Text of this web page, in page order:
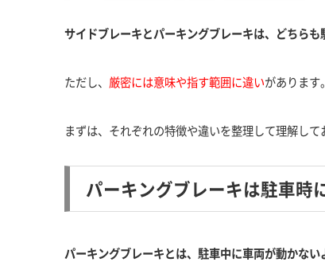
サイドブレーキとパーキングブレーキは、どちらも
ただし、 厳密には意味や指す範囲に違いがあります。
まずは、それぞれの特徴や違いを整理して理解して
パーキングブレーキは駐車時
パーキングブレーキとは、駐車中に車両が動かない